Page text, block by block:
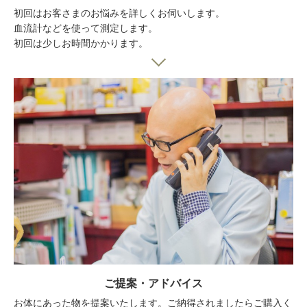
初回はお客さまのお悩みを詳しくお伺いします。
血流計などを使って測定します。
初回は少しお時間かかります。
ご提案・アドバイス
お体にあった物を提案いたします。ご納得されましたらご購入く